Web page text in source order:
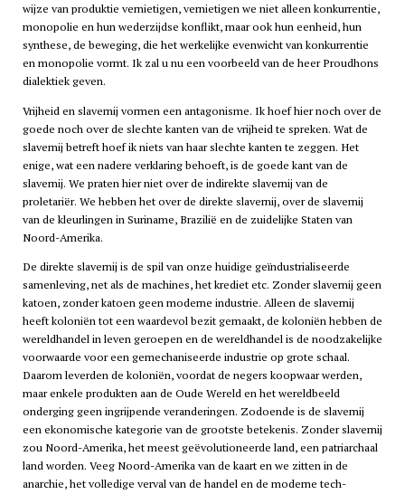
wijze van produktie vernietigen, vernietigen we niet alleen konkurrentie,
monopolie en hun wederzijdse konflikt, maar ook hun eenheid, hun
synthese, de beweging, die het werkelijke evenwicht van konkurrentie
en monopolie vormt. Ik zal u nu een voorbeeld van de heer Proudhons
dialektiek geven.
Vrijheid en slavernij vormen een antagonisme. Ik hoef hier noch over de
goede noch over de slechte kanten van de vrijheid te spreken. Wat de
slavernij betreft hoef ik niets van haar slechte kanten te zeggen. Het
enige, wat een nadere verklaring behoeft, is de goede kant van de
slavernij. We praten hier niet over de indirekte slavernij van de
proletariër. We hebben het over de direkte slavernij, over de slavernij
van de kleurlingen in Suriname, Brazilië en de zuidelijke Staten van
Noord-Amerika.
De direkte slavernij is de spil van onze huidige geïndustrialiseerde
samenleving, net als de machines, het krediet etc. Zonder slavernij geen
katoen, zonder katoen geen moderne industrie. Alleen de slavernij
heeft koloniën tot een waardevol bezit gemaakt, de koloniën hebben de
wereldhandel in leven geroepen en de wereldhandel is de noodzakelijke
voorwaarde voor een gemechaniseerde industrie op grote schaal.
Daarom leverden de koloniën, voordat de negers koopwaar werden,
maar enkele produkten aan de Oude Wereld en het wereldbeeld
onderging geen ingrijpende veranderingen. Zodoende is de slavernij
een ekonomische kategorie van de grootste betekenis. Zonder slavernij
zou Noord-Amerika, het meest geëvolutioneerde land, een patriarchaal
land worden. Veeg Noord-Amerika van de kaart en we zitten in de
anarchie, het volledige verval van de handel en de moderne tech-